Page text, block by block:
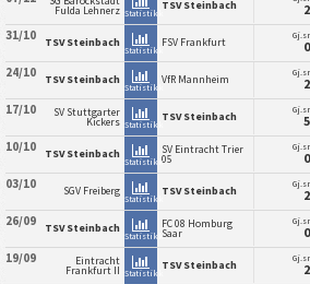
Fulda Lehnerz Statistikk
TSV Steinbach
31/10 TSV Steinbach
Statistikk
FSV Frankfurt
24/10 TSV Steinbach
Statistikk
VfR Mannheim
17/10 SV Stuttgarter
Kickers Statistikk
TSV Steinbach
10/10 TSV Steinbach
Statistikk
SV Eintracht Trier
05
03/10 SGV Freiberg
Statistikk
TSV Steinbach
26/09 TSV Steinbach
Statistikk
FC 08 Homburg
Saar
19/09 Eintracht
Frankfurt II Statistikk
TSV Steinbach